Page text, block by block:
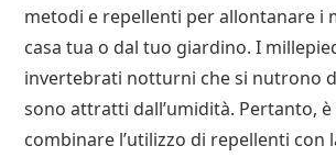
metodi e repellenti per allontanare i
casa tua o dal tuo giardino. I
invertebrati notturni che si nutrono
sono attratti dall’umidità. Pertanto,
combinare l’utilizzo di repellenti con